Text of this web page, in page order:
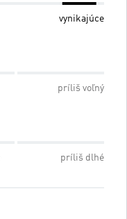
vynikajúce
príliš voľný
príliš dlhé